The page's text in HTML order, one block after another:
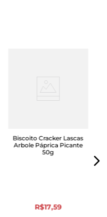
Biscoito Cracker Lascas
Arbole Páprica Picante
50g
R$17,59